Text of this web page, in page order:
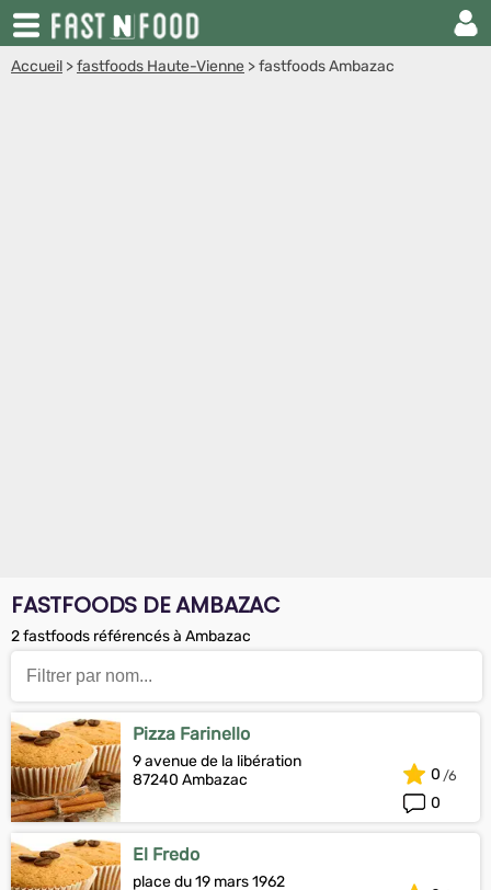
Accueil >fastfoods Haute-Vienne >fastfoods Ambazac
FASTFOODS DE AMBAZAC
2 fastfoods référencés à Ambazac
Pizza Farinello
9 avenue de la libération
87240 Ambazac
0
0
El Fredo
place du 19 mars 1962